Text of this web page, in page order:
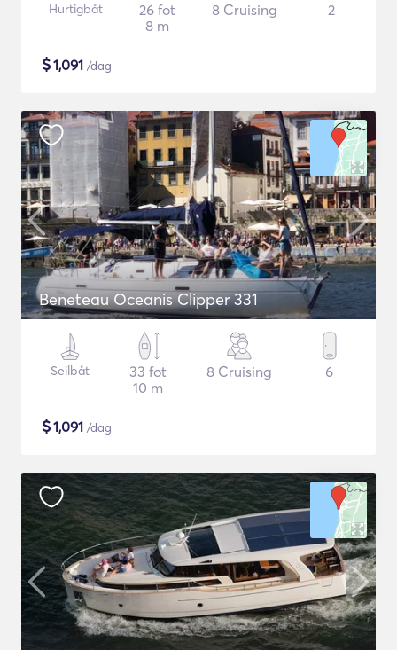
Hurtigbåt
26 fot
8 m
8 Cruising 2
$1,091 /dag
Beneteau Oceanis Clipper 331
Seilbåt
33 fot
10 m
8 Cruising 6
$1,091 /dag